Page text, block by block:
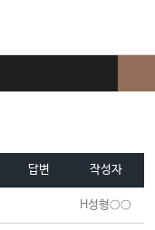
답변 작성자
H성형○○